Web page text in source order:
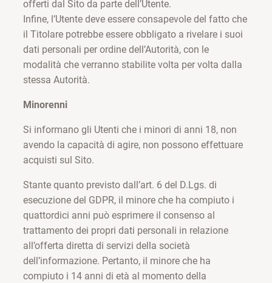
offerti dal Sito da parte dell’Utente.
Infine, l’Utente deve essere consapevole del fatto che
il Titolare potrebbe essere obbligato a rivelare i suoi
dati personali per ordine dell’Autorità, con le
modalità che verranno stabilite volta per volta dalla
stessa Autorità.
Minorenni
Si informano gli Utenti che i minori di anni 18, non
avendo la capacità di agire, non possono effettuare
acquisti sul Sito.
Stante quanto previsto dall’art. 6 del D.Lgs. di
esecuzione del GDPR, il minore che ha compiuto i
quattordici anni può esprimere il consenso al
trattamento dei propri dati personali in relazione
all’offerta diretta di servizi della società
dell’informazione. Pertanto, il minore che ha
compiuto i 14 anni di età al momento della